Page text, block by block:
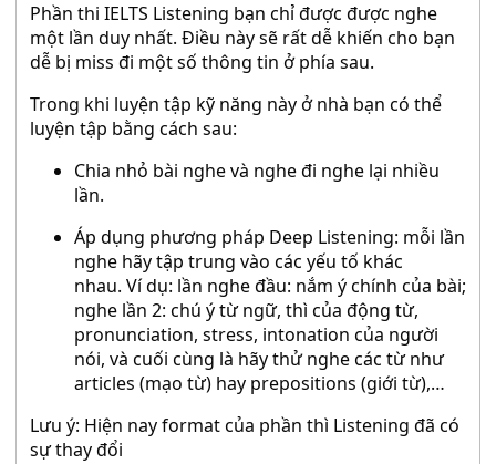
Phần thi IELTS Listening bạn chỉ được được nghe
một lần duy nhất. Điều này sẽ rất dễ khiến cho bạn
dễ bị miss đi một số thông tin ở phía sau.
Trong khi luyện tập kỹ năng này ở nhà bạn có thể
luyện tập bằng cách sau:
Chia nhỏ bài nghe và nghe đi nghe lại nhiều
lần.
Áp dụng phương pháp Deep Listening: mỗi lần
nghe hãy tập trung vào các yếu tố khác
nhau. Ví dụ: lần nghe đầu: nắm ý chính của bài;
nghe lần 2: chú ý từ ngữ, thì của động từ,
pronunciation, stress, intonation của người
nói, và cuối cùng là hãy thử nghe các từ như
articles (mạo từ) hay prepositions (giới từ),…
Lưu ý: Hiện nay format của phần thì Listening đã có
sự thay đổi